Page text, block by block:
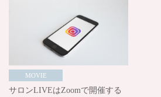
MOVIE
サロンLIVEはZoomで開催する